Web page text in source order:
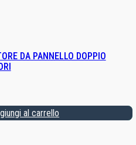
DA PANNELLO DOPPIO
al carrello